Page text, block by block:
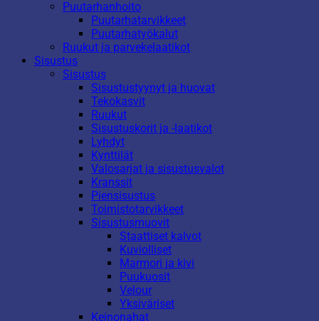
Puutarhanhoito
Puutarhatarvikkeet
Puutarhatyökalut
Ruukut ja parvekelaatikot
Sisustus
Sisustus
Sisustustyynyt ja huovat
Tekokasvit
Ruukut
Sisustuskorit ja -laatikot
Lyhdyt
Kynttilät
Valosarjat ja sisustusvalot
Kranssit
Piensisustus
Toimistotarvikkeet
Sisustusmuovit
Staattiset kalvot
Kuviolliset
Marmori ja kivi
Puukuosit
Velour
Yksiväriset
Keinonahat